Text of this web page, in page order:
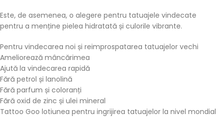
Este, de asemenea, o alegere pentru tatuajele vindecate
pentru a menține pielea hidratată și culorile vibrante.
Pentru vindecarea noi și reimprospatarea tatuajelor vechi
Ameliorează mâncărimea
Ajută la vindecarea rapidă
Fără petrol și lanolină
Fără parfum și coloranți
Fără oxid de zinc și ulei mineral
Tattoo Goo lotiunea pentru ingrijirea tatuajelor la nivel mondial